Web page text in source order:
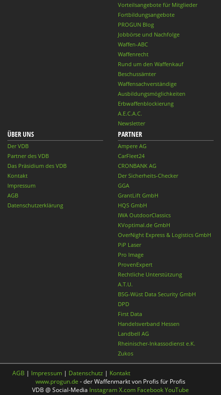
Vorteilsangebote für Mitglieder
Fortbildungsangebote
PROGUN Blog
Jobbörse und Nachfolge
Waffen-ABC
Waffenrecht
Rund um den Waffenkauf
Beschussämter
Waffensachverständige
Ausbildungsmöglichkeiten
Erbwaffenblockierung
A.E.C.A.C.
Newsletter
ÜBER UNS
Der VDB
Partner des VDB
Das Präsidium des VDB
Kontakt
Impressum
AGB
Datenschutzerklärung
PARTNER
Ampere AG
CarFleet24
CRONBANK AG
Der Sicherheits-Checker
GGA
GrantLift GmbH
HQS GmbH
IWA OutdoorClassics
KVoptimal.de GmbH
OverNight Express & Logistics GmbH
PiP Laser
Pro Image
ProvenExpert
Rechtliche Unterstützung
A.T.U.
BSG-Wüst Data Security GmbH
DPD
First Data
Handelsverband Hessen
Landbell AG
Rheinischer-Inkassodienst e.K.
Zukos
AGB | Impressum | Datenschutz | Kontakt
www.progun.de - der Waffenmarkt von Profis für Profis
VDB @ Social-Media InstagramX.com FacebookYouTube